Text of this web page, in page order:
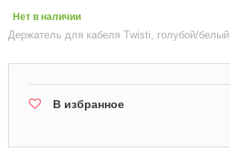
Нет в наличии
Держатель для кабеля Тwisti, голубой/белый
В избранное